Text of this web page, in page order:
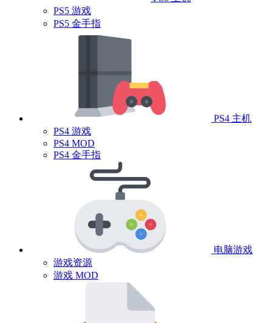
PS5 游戏
PS5 金手指
PS4 主机
PS4 游戏
PS4 MOD
PS4 金手指
电脑游戏
游戏资源
游戏 MOD